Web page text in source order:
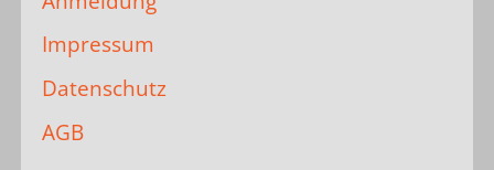
Impressum
Datenschutz
AGB